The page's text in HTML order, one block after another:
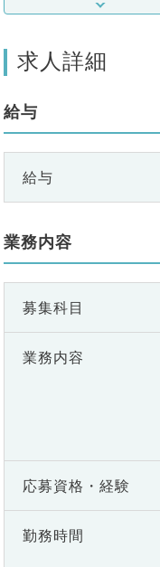
求人詳細
給与
給与
業務内容
募集科目
業務内容
応募資格・ 経験
勤務時間